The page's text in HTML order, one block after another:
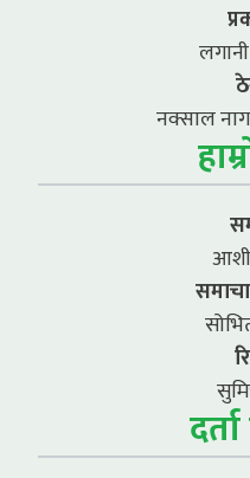
नक्साल